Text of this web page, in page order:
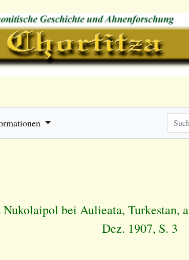
bei Aulieata, Turkestan,
Dez. 1907, S. 3